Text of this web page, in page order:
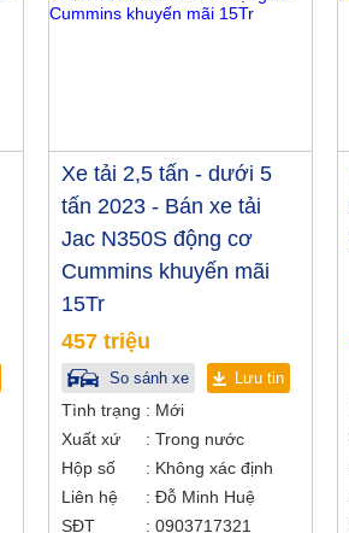
Xe tải 2,5 tấn - dưới 5
tấn 2023 - Bán xe tải
Jac N350S động cơ
Cummins khuyến mãi
15Tr
457 triệu
So sánh xe Lưu tin
Tình trạng
Mới
Xuất xứ
Trong nước
Hộp số
Không xác định
Liên hệ
Đỗ Minh Huệ
SĐT
0903717321